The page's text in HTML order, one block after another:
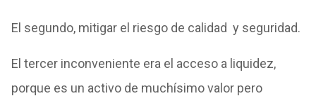
El segundo, mitigar el riesgo de calidad y seguridad.
El tercer inconveniente era el acceso a liquidez,
porque es un activo de muchísimo valor pero